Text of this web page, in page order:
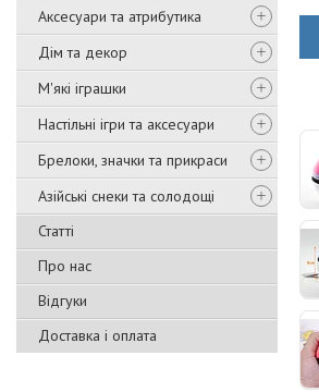
Аксесуари та атрибутика
Дім та декор
М'які іграшки
Настільні ігри та аксесуари
Брелоки, значки та прикраси
Азійські снеки та солодощі
Статті
Про нас
Відгуки
Доставка і оплата